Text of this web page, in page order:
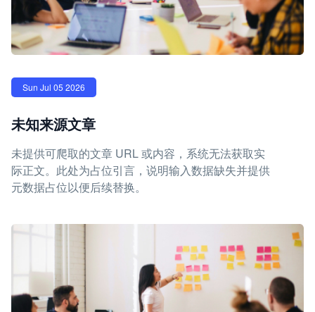
Sun Jul 05 2026
未知来源文章
未提供可爬取的文章 URL 或内容，系统无法获取实
际正文。此处为占位引言，说明输入数据缺失并提供
元数据占位以便后续替换。